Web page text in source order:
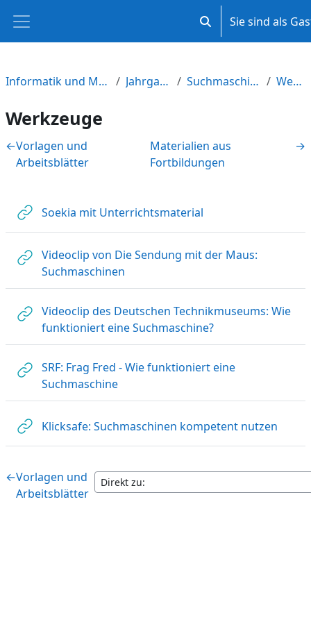
Website-Übersicht Sucheingabe
Sie sind als
Informatik und Medienbildung M-V Jahrgangsstufe 8 Suchmaschinen verstehen Werkzeuge
Werkzeuge
Abschnittsübersicht
←Vorlagen und
Arbeitsblätter
Materialien aus
Fortbildungen
→
Soekia mit Unterrichtsmaterial
Videoclip von Die Sendung mit der Maus:
Suchmaschinen
Videoclip des Deutschen Technikmuseums: Wie
funktioniert eine Suchmaschine?Link/URL
SRF: Frag Fred - Wie funktioniert eine
SuchmaschineLink/URL
Klicksafe: Suchmaschinen kompetent nutzen
←Vorlagen und
Arbeitsblätter